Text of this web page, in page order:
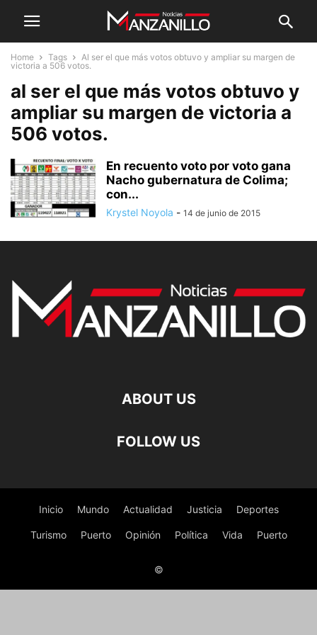
Home Tags
Al ser el que más votos obtuvo y ampliar su margen de
victoria a 506 votos.
al ser el que más votos obtuvo y
ampliar su margen de victoria a
506 votos.
En recuento voto por voto gana
Nacho gubernatura de Colima;
con...
Krystel Noyola - 14 de junio de 2015
ABOUT US
FOLLOW US
Inicio Mundo Actualidad Justicia Deportes
Turismo Puerto Opinión Política Vida Puerto
©